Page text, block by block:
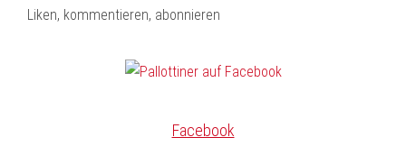
Liken, kommentieren, abonnieren
Facebook